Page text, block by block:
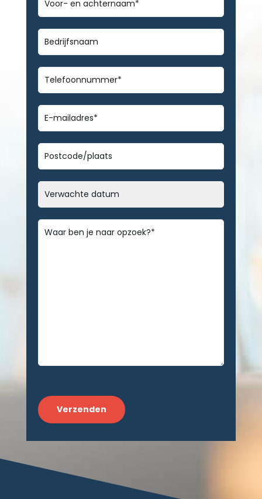
en
achternaam*
Bedrijfsnaam
Telefoonnummer*
E-
mailadres*
Geen
titel
Datum
MM
DD
Bericht*